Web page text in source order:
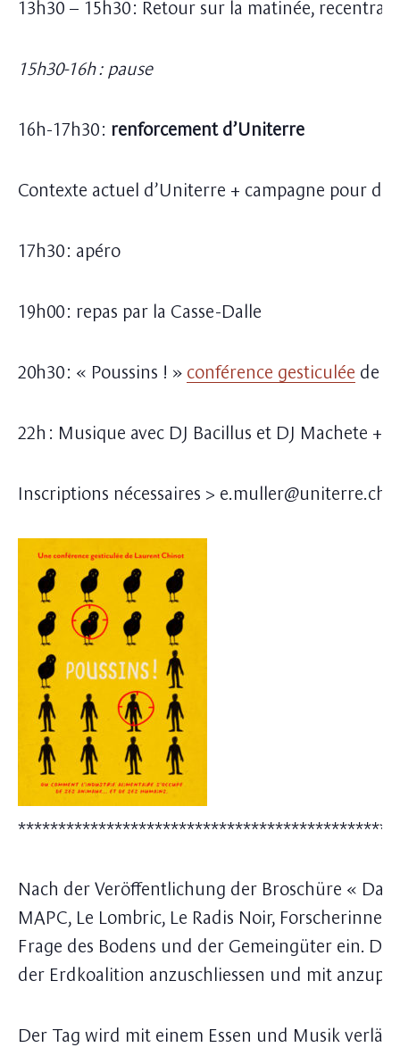
13h30 – 15h30 : Retour sur la matinée,
15h30-16h : pause
16h-17h30 : renforcement d’Uniterre
Contexte actuel d’Uniterre + campagne pour
17h30 : apéro
19h00 : repas par la Casse-Dalle
20h30 : « Poussins ! » conférence gesticulée de
22h : Musique avec DJ Bacillus et DJ Machete
Inscriptions nécessaires > e.muller@uniterre.ch
Nach der Veröffentlichung der Broschüre «
MAPC, Le Lombric, Le Radis Noir,
Frage des Bodens und der Gemeingüter ein.
der Erdkoalition anzuschliessen und mit
Der Tag wird mit einem Essen und Musik